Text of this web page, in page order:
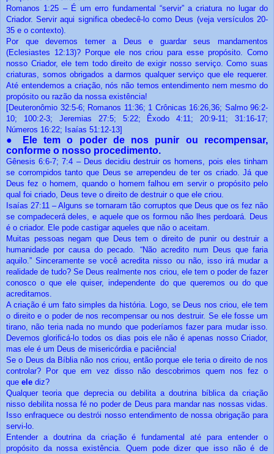
Romanos 1:25 – É um erro fundamental “servir” a criatura no lugar do
Criador. Servir aqui significa obedecê-lo como Deus (veja versículos 20-
35 e o contexto).
Por que devemos temer a Deus e guardar seus mandamentos
(Eclesiastes 12:13)? Porque ele nos criou para esse propósito. Como
nosso Criador, ele tem todo direito de exigir nosso serviço. Como suas
criaturas, somos obrigados a darmos qualquer serviço que ele requerer.
Até entendemos a criação, nós não temos entendimento nem mesmo do
propósito ou razão da nossa existência!
[Deuteronômio 32:5-6; Romanos 11:36; 1 Crônicas 16:26,36; Salmo 96:2-
10; 100:2-3; Jeremias 27:5; 5:22; Êxodo 4:11; 20:9-11; 31:16-17;
Números 16:22; Isaías 51:12-13]
●
Ele tem o poder de nos punir ou recompensar,
conforme o nosso procedimento.
Gênesis 6:6-7; 7:4 – Deus decidiu destruir os homens, pois eles tinham
se corrompidos tanto que Deus se arrependeu de ter os criado. Já que
Deus fez o homem, quando o homem falhou em servir o propósito pelo
qual foi criado, Deus teve o direito de destruir o que ele criou.
Isaías 27:11 – Alguns se tornaram tão corruptos que Deus que os fez não
se compadecerá deles, e aquele que os formou não lhes perdoará. Deus
é o criador. Ele pode castigar aqueles que não o aceitam.
Muitas pessoas negam que Deus tem o direito de punir ou destruir a
humanidade por causa do pecado. “Não acredito num Deus que faria
aquilo.” Sinceramente se você acredita nisso ou não, isso irá mudar a
realidade de tudo? Se Deus realmente nos criou, ele tem o poder de fazer
conosco o que ele quiser, independente do que queremos ou do que
acreditamos.
A criação é um fato simples da história. Logo, se Deus nos criou, ele tem
o direito e o poder de nos recompensar ou nos destruir. Se ele fosse um
tirano, não teria nada no mundo que poderíamos fazer para mudar isso.
Devemos glorificá-lo todos os dias pois ele não é apenas nosso Criador,
mas ele é um Deus de misericórdia e paciência!
Se o Deus da Bíblia não nos criou, então porque ele teria o direito de nos
controlar? Por que em vez disso não descobrimos quem nos fez o
que ele diz?
Qualquer teoria que deprecia ou debilita a doutrina bíblica da criação
nisso debilita nossa fé no poder de Deus para mandar nas nossas vidas.
Isso enfraquece ou destrói nosso entendimento de nossa obrigação para
servi-lo.
Entender a doutrina da criação é fundamental até para entender o
propósito da nossa existência. Quem pode dizer que isso não é de